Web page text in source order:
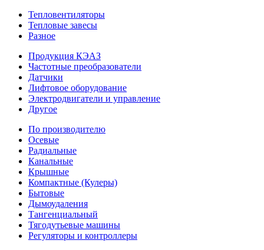
Тепловентиляторы
Тепловые завесы
Разное
Продукция КЭАЗ
Частотные преобразователи
Датчики
Лифтовое оборудование
Электродвигатели и управление
Другое
По производителю
Осевые
Радиальные
Канальные
Крышные
Компактные (Кулеры)
Бытовые
Дымоудаления
Тангенциальный
Тягодутьевые машины
Регуляторы и контроллеры